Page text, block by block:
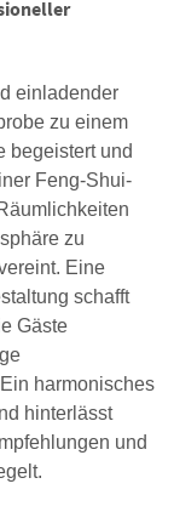
einladender
zu einem
begeistert und
Feng-Shui-
zu
Eine
schafft
Gäste
harmonisches
hinterlässt
und